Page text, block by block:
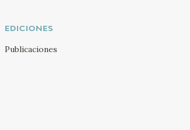
EDICIONES
Publicaciones